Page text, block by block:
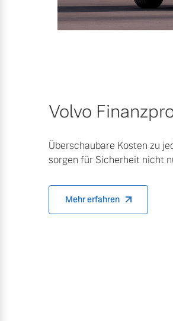
Mehr erfahren
Finanzierung & Leasing
Versicherung
Volvo
Überschaubare Kosten zu
sorgen für Sicherheit nicht
Mehr erfahren